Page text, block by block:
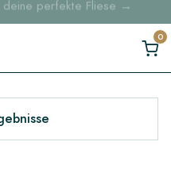
DHL-Versand
5 Werktagen geliefert